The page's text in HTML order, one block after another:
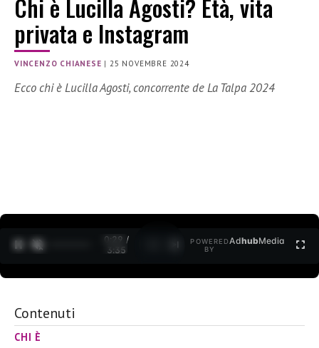
Chi è Lucilla Agosti? Età, vita
privata e Instagram
VINCENZO CHIANESE |25 NOVEMBRE 2024
Ecco chi è Lucilla Agosti, concorrente de La Talpa 2024
0:30 /
3:35
POWERED
BY
AdhubMedia
Contenuti
CHI È